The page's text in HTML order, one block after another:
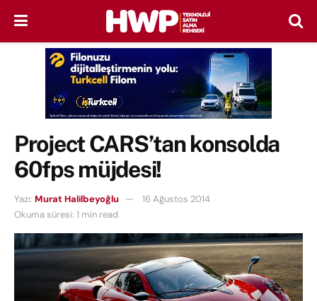
Project CARS’tan konsolda
60fps müjdesi!
Yazı: Murat Halilbeyoğlu
16 Ağustos 2014
Okuma süresi: 1 min read